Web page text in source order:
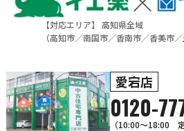
【対応エリア】 高知県全域
（高知市／南国市／香南市／香美市／
愛宕店
0120-
（10:00～18:00 定